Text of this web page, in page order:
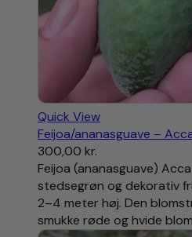
Quick View
Feijoa/ananasguave –
300,00 kr.
Feijoa (ananasguave)
stedsegrøn og dekorativ
2–4 meter høj. Den
smukke røde og hvide